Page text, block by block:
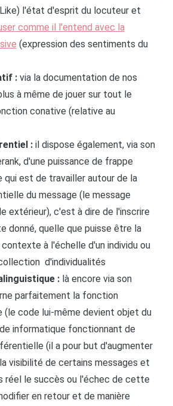
l'état d'esprit du locuteur et
comme il l'entend avec la
(expression des sentiments du
:via la documentation de nos
à même de jouer sur tout le
conative (relative au
:il dispose également, via son
d'une puissance de frappe
qui est de travailler autour de la
du message (le message
extérieur), c'est à dire de l'inscrire
donné, quelle que puisse être la
à l'échelle d'un individu ou
d'individualités
:là encore via son
parfaitement la fonction
(le code lui-même devient objet du
informatique fonctionnant de
(il a pour but d'augmenter
visibilité de certains messages et
réel le succès ou l'échec de cette
en retour et de manière